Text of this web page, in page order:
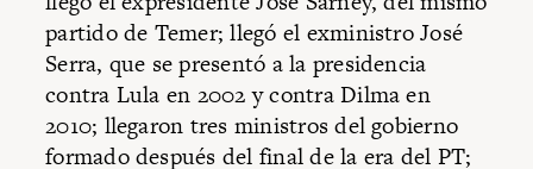
partido de Temer; llegó el exministro José
Serra, que se presentó a la presidencia
contra Lula en 2002 y contra Dilma en
2010; llegaron tres ministros del gobierno
formado después del final de la era del PT;